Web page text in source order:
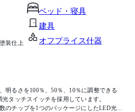
ベッド・寝具
建具
オフプライス什器
装仕上
明るさを100％、50％、10％に調整できる
光タッチスイッチを採用しています。
のチップを1つのパッケージにしたLED光源